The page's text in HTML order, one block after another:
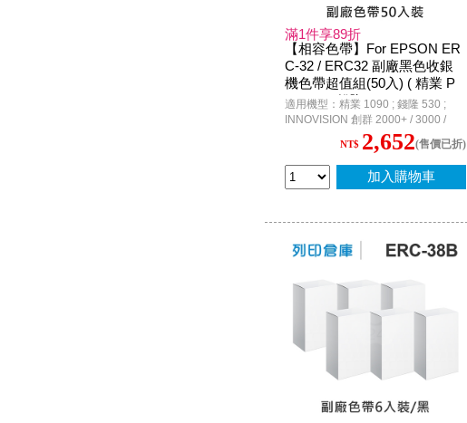
滿1件享89折
【相容色帶】For EPSON ER
C-32 / ERC32 副廠黑色收銀
機色帶超值組(50入) ( 精業 P
M1090 ; 錢隆 PM530 ; INNOV
ISION 創群 2000+ / 3000 ; Ep
son PR-U420 P.O.S. )
適用機型：精業 1090 ; 錢隆 530 ;
INNOVISION 創群 2000+ / 3000 /
3200 / 3200+ ; CASIO CE-2300 / CE-
4700 / CE-6700 / CE-6800 / TK-2200
; G-STAR SA600N ; Epson RP-U420
P.O.S. / TM-H6000 / TM-H6000 II /
NT$ 2,652(售價已折)
加入購物車